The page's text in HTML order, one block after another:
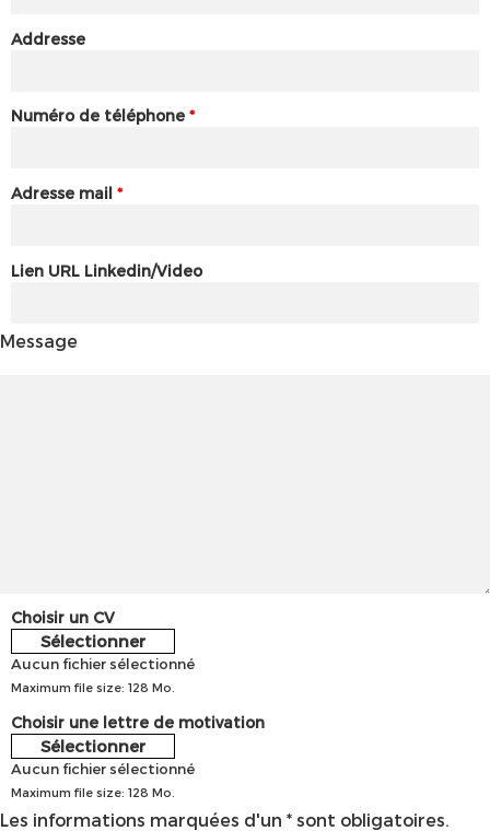
Addresse
Numéro de téléphone *
Adresse mail *
Lien URL Linkedin/Video
Message
Choisir un CV
Sélectionner
Aucun fichier sélectionné
Maximum file size: 128 Mo.
Choisir une lettre de motivation
Sélectionner
Aucun fichier sélectionné
Maximum file size: 128 Mo.
Les informations marquées d'un * sont obligatoires.